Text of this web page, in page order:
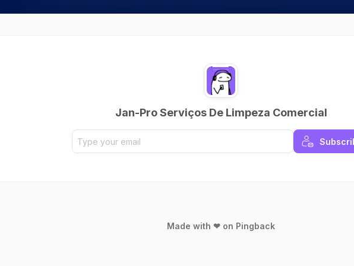
Jan-Pro Serviços De Limpeza Comercial
Made with ❤ on Pingback